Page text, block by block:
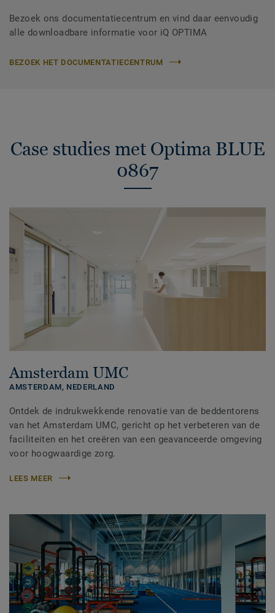
Bezoek ons documentatiecentrum en vind daar eenvoudig
alle downloadbare informatie voor iQ OPTIMA
BEZOEK HET DOCUMENTATIECENTRUM
Case studies met Optima BLUE
0867
Amsterdam UMC
AMSTERDAM, NEDERLAND
Ontdek de indrukwekkende renovatie van de beddentorens
van het Amsterdam UMC, gericht op het verbeteren van de
faciliteiten en het creëren van een geavanceerde omgeving
voor hoogwaardige zorg.
LEES MEER